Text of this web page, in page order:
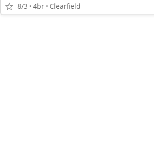
8/3 4br Clearfield